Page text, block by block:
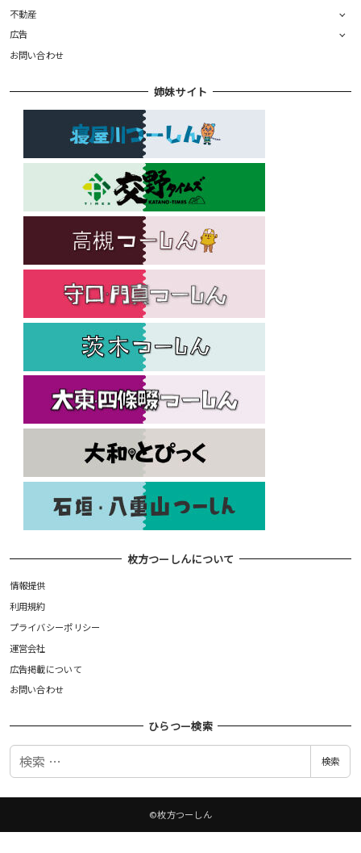
不動産
広告
お問い合わせ
姉妹サイト
枚方つーしんについて
情報提供
利用規約
プライバシーポリシー
運営会社
広告掲載について
お問い合わせ
ひらつー検索
検
検索
©枚方つーしん